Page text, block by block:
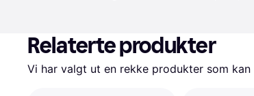
Relaterte produkter
Vi har valgt ut en rekke produkter som kan